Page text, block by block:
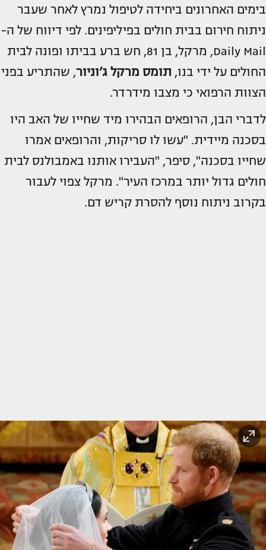
בימים האחרונים ביחידה לטיפול נמרץ לאחר שעבר
ניתוח חירום בבית חולים בפיליפינים. לפי דיווח של ה-
Daily Mail, מרקל, בן 81, חש ברע בביתו ופונה לבית
החולים על ידי בנו, תומס מרקל ג’וניור, שהתריע בפני
הצוות הרפואי כי מצבו מידרדר.
לדברי הבן, הרופאים הבהירו מיד שחייו של האב היו
בסכנה מיידית. "עשו לו סריקות, והרופאים אמרו
שחייו בסכנה", סיפר, "העבירו אותנו באמבולנס לבית
חולים גדול יותר במרכז העיר". מרקל צפוי לעבור
בקרוב ניתוח נוסף להסרת קריש דם.